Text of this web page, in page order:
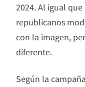
2024. Al igual
republicanos
con la imagen,
diferente.
Según la